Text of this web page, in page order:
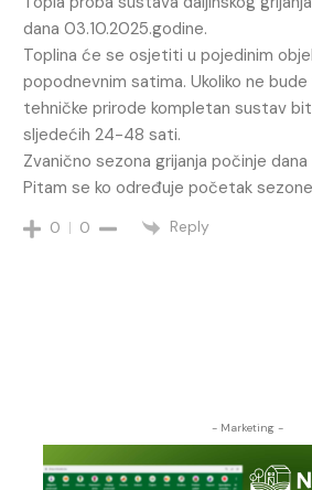
dana 03.10.2025.godine.
Toplina će se osjetiti u pojedinim
popodnevnim satima. Ukoliko ne
tehničke prirode kompletan sustav
sljedećih 24-48 sati.
Zvanično sezona grijanja počinje dana
Pitam se ko određuje početak
0 0 Reply
- Marketing -